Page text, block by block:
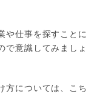
や仕事を探すことに
で意識してみましょ
方については、こち